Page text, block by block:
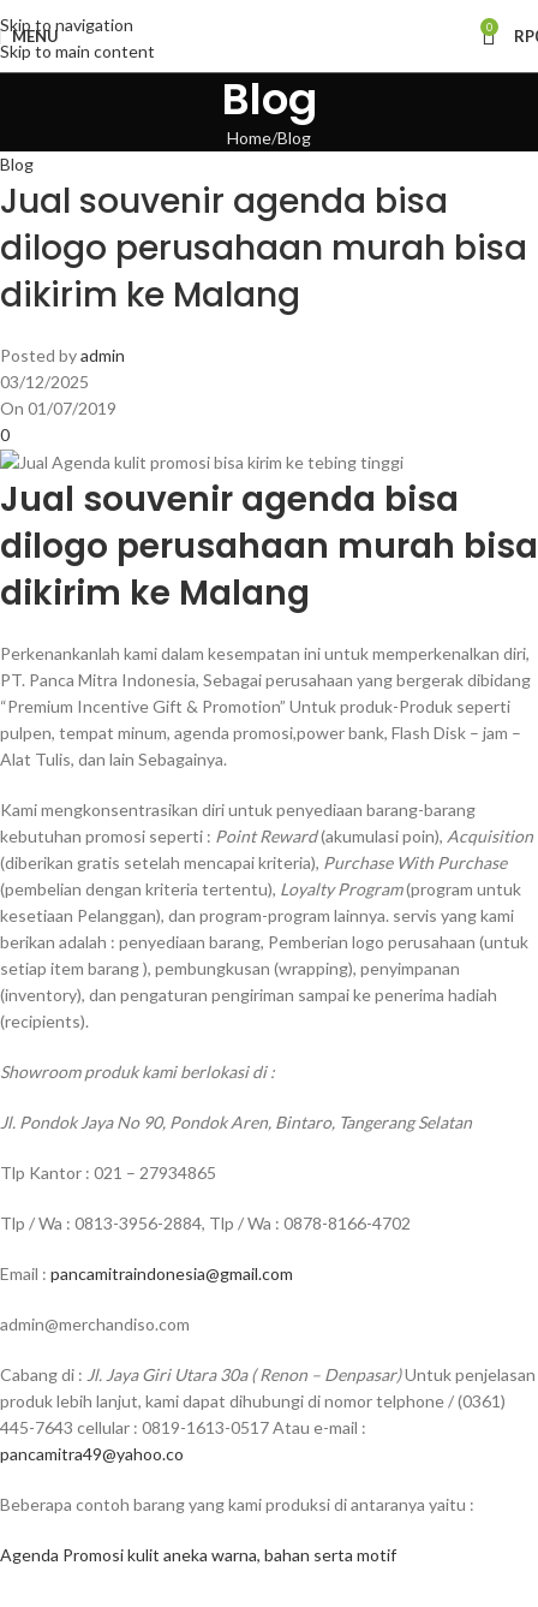
Skip to navigation
Skip to main content
MENU 0 RP
Blog
Home Blog
Blog
Jual souvenir agenda bisa
dilogo perusahaan murah bisa
dikirim ke Malang
Posted byadmin
03/12/2025
On 01/07/2019
0
Jual souvenir agenda bisa
dilogo perusahaan murah bisa
dikirim ke Malang
Perkenankanlah kami dalam kesempatan ini untuk memperkenalkan diri,
PT. Panca Mitra Indonesia, Sebagai perusahaan yang bergerak dibidang
“Premium Incentive Gift & Promotion” Untuk produk-Produk seperti
pulpen, tempat minum, agenda promosi,power bank, Flash Disk – jam –
Alat Tulis, dan lain Sebagainya.
Kami mengkonsentrasikan diri untuk penyediaan barang-barang
kebutuhan promosi seperti : Point Reward(akumulasi poin), Acquisition
(diberikan gratis setelah mencapai kriteria), Purchase With Purchase
(pembelian dengan kriteria tertentu), Loyalty Program(program untuk
kesetiaan Pelanggan), dan program-program lainnya. servis yang kami
berikan adalah : penyediaan barang, Pemberian logo perusahaan (untuk
setiap item barang ), pembungkusan (wrapping), penyimpanan
(inventory), dan pengaturan pengiriman sampai ke penerima hadiah
(recipients).
Showroom produk kami berlokasi di :
Jl. Pondok Jaya No 90, Pondok Aren, Bintaro, Tangerang Selatan
Tlp Kantor : 021 – 27934865
Tlp / Wa : 0813-3956-2884, Tlp / Wa : 0878-8166-4702
Email : pancamitraindonesia@gmail.com
admin@merchandiso.com
Cabang di : Jl. Jaya Giri Utara 30a ( Renon – Denpasar)Untuk penjelasan
produk lebih lanjut, kami dapat dihubungi di nomor telphone / (0361)
445-7643 cellular : 0819-1613-0517 Atau e-mail :
pancamitra49@yahoo.co
Beberapa contoh barang yang kami produksi di antaranya yaitu :
Agenda Promosi kulit aneka warna, bahan serta motif